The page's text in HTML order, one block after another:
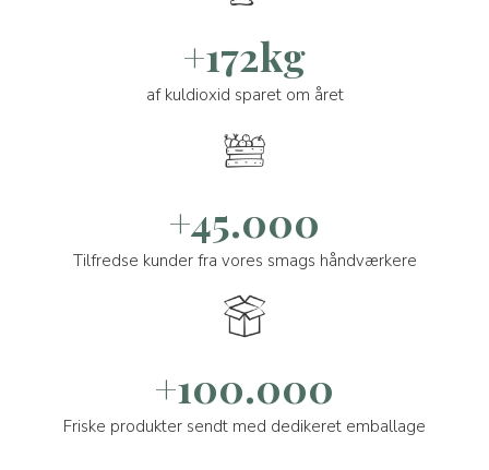
+172kg
af kuldioxid sparet om året
+45.000
Tilfredse kunder fra vores smags håndværkere
+100.000
Friske produkter sendt med dedikeret emballage